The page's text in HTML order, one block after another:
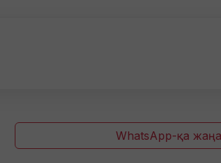
WhatsApp-қа